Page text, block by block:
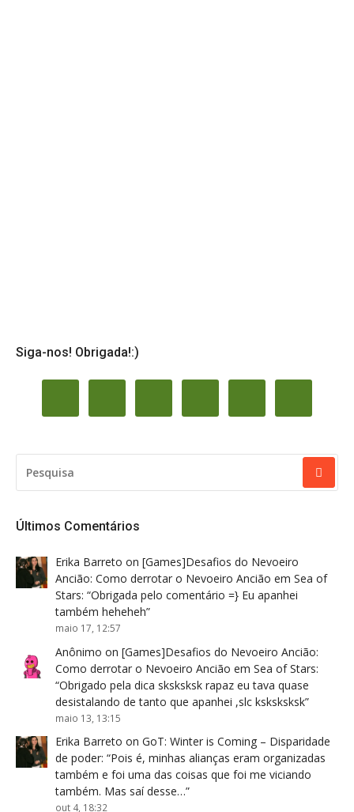
Siga-nos! Obrigada!:)
POR:
Últimos Comentários
Erika Barreto on [Games]Desafios do Nevoeiro
Ancião: Como derrotar o Nevoeiro Ancião em Sea of
Stars: “Obrigada pelo comentário =} Eu apanhei
também heheheh”
maio 17, 12:57
Anônimo on [Games]Desafios do Nevoeiro Ancião:
Como derrotar o Nevoeiro Ancião em Sea of Stars:
“Obrigado pela dica sksksksk rapaz eu tava quase
desistalando de tanto que apanhei ,slc ksksksksk”
maio 13, 13:15
Erika Barreto on GoT: Winter is Coming – Disparidade
de poder: “Pois é, minhas alianças eram organizadas
também e foi uma das coisas que foi me viciando
também. Mas saí desse…”
out 4, 18:32